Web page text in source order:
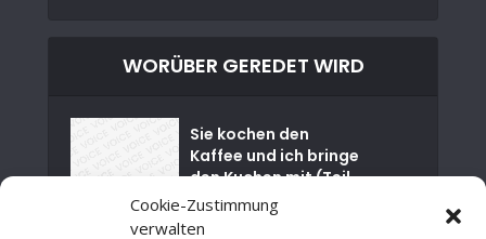
Cookie-Zustimmung
verwalten
WORÜBER GEREDET WIRD
Sie kochen den
Kaffee und ich bringe
den Kuchen mit (Teil
01)